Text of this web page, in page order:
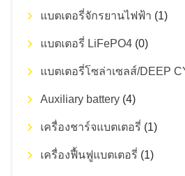
แบตเตอรี่จักรยานไฟฟ้า (1)
แบตเตอรี่ LiFePO4 (0)
แบตเตอรี่โซล่าเซลส์/DEEP
Auxiliary battery (4)
เครื่องชาร์จแบตเตอรี่ (1)
เครื่องฟื้นฟูแบตเตอรี่ (1)